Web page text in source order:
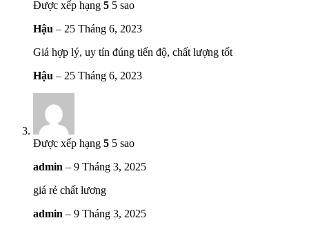
Được xếp hạng 5 5 sao
Hậu – 25 Tháng 6, 2023
Giá hợp lý, uy tín đúng tiến độ, chất lượng tốt
Hậu – 25 Tháng 6, 2023
Được xếp hạng 5 5 sao
admin – 9 Tháng 3, 2025
giá rẻ chất lương
admin – 9 Tháng 3, 2025